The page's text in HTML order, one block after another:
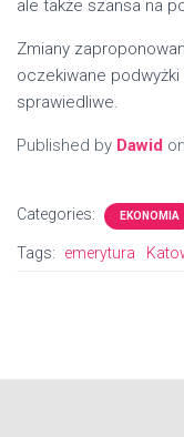
ale także szansa na
Zmiany
oczekiwane
sprawiedliwe.
Published by Dawid on
Categories: EKONOMIA
Tags: emerytura